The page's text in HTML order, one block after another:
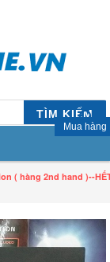
TÌM KIẾM
Mua hàng
( hàng 2nd hand )--